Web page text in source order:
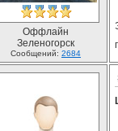
Оффлайн
Зеленогорск
Сообщений: 2684